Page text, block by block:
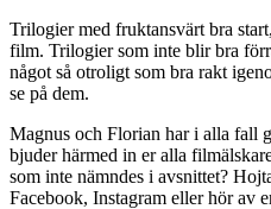
Trilogier med fruktansvärt bra
film. Trilogier som inte blir bra
något så otroligt som bra rakt
se på dem.
Magnus och Florian har i alla fall
bjuder härmed in er alla
som inte nämndes i avsnittet?
Facebook, Instagram eller hör av